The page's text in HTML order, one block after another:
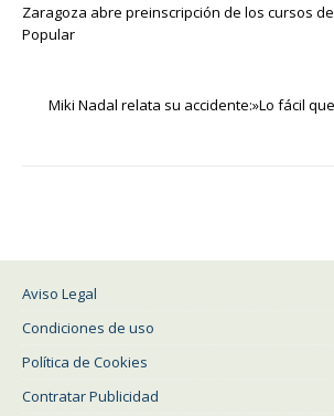
Zaragoza abre preinscripción de los cursos
Popular
Miki Nadal relata su accidente:»Lo fácil
Aviso Legal
Condiciones de uso
Política de Cookies
Contratar Publicidad